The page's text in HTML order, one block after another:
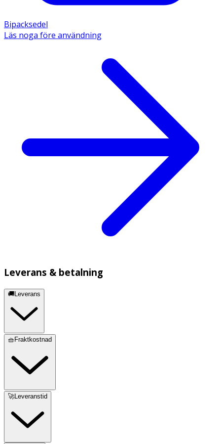
Bipacksedel
Läs noga före användning
Leverans & betalning
🚚Leverans
🧺Fraktkostnad
🚀Leveranstid